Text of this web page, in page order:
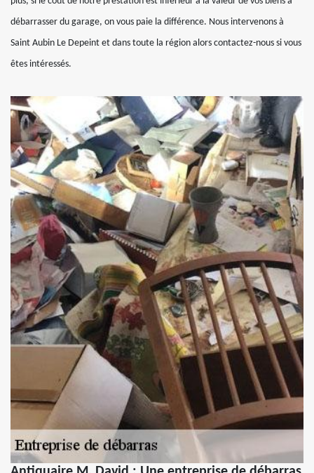
débarrasser du garage, on vous paie la différence. Nous intervenons à
Saint Aubin Le Depeint et dans toute la région alors contactez-nous si vous
êtes intéressés.